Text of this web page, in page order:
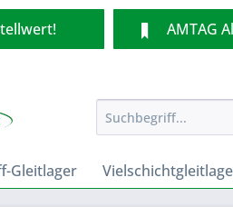
AMTAG
Gleitlager